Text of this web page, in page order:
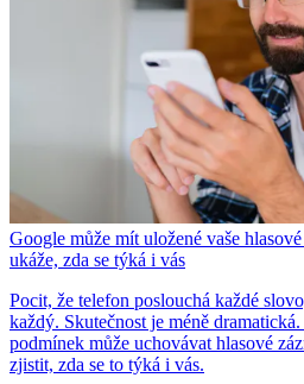
Google může mít uložené vaše
ukáže, zda se týká i vás
Pocit, že telefon poslouchá každé
každý. Skutečnost je méně
podmínek může uchovávat hlasové
zjistit, zda se to týká i vás.